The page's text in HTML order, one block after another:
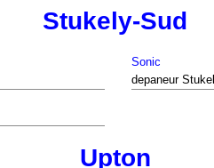
Stukely-Sud
Sonic
depaneur
Upton